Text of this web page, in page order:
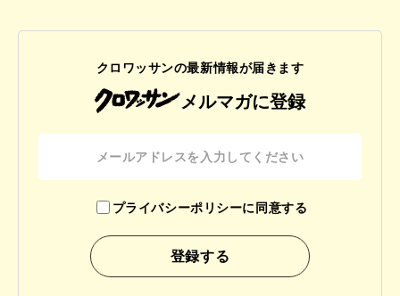
クロワッサンの最新情報が届きます
メルマガに登録
プライバシーポリシーに同意する